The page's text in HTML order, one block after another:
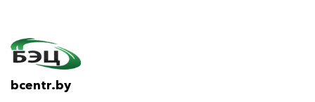
bcentr.by